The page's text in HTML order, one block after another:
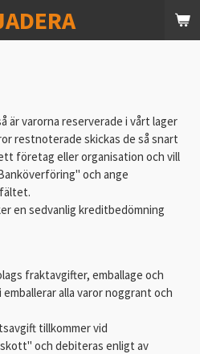
är varorna reserverade i vårt lager
restnoterade skickas de så snart
företag eller organisation och vill
och ange
en sedvanlig kreditbedömning
fraktavgifter, emballage och
alla varor noggrant och
tillkommer vid
och debiteras enligt av